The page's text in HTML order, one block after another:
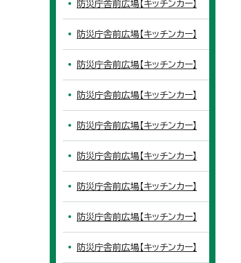
防災庁舎前広場【キッチンカー】
防災庁舎前広場【キッチンカー】
防災庁舎前広場【キッチンカー】
防災庁舎前広場【キッチンカー】
防災庁舎前広場【キッチンカー】
防災庁舎前広場【キッチンカー】
防災庁舎前広場【キッチンカー】
防災庁舎前広場【キッチンカー】
防災庁舎前広場【キッチンカー】